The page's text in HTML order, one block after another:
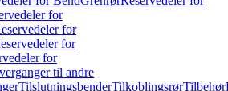
for
for
for
for
til andre
TilslutningsbenderTilkoblingsrørTilbehør